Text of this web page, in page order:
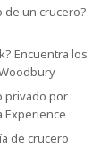
de un crucero?
Encuentra los
privado por
Experience
de crucero